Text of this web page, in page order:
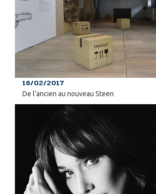
16/02/2017
De l’ancien au nouveau Steen